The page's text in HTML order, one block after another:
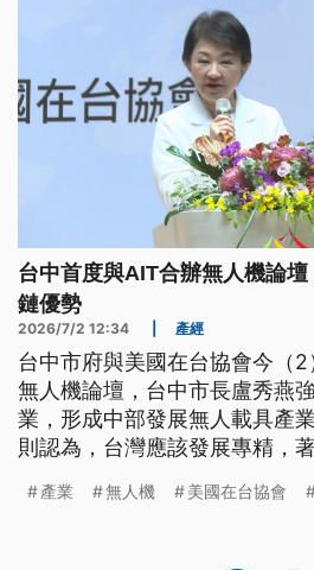
台中首度與AIT合辦無人機論
鏈優勢
2026/7/2 12:34 產經
台中市府與美國在台協會今（
無人機論壇，台中市長盧秀燕
業，形成中部發展無人載具產
則認為，台灣應該發展專精，
產業 無人機 美國在台協會